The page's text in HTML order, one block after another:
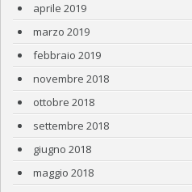
aprile 2019
marzo 2019
febbraio 2019
novembre 2018
ottobre 2018
settembre 2018
giugno 2018
maggio 2018